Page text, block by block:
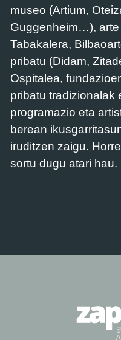
museo (Artium,
Guggenheim…), arte
Tabakalera,
pribatu (Didam,
Ospitalea,
pribatu
programazio eta
berean
iruditzen zaigu.
sortu dugu atari hau.